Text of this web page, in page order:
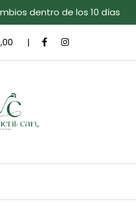
dentro de los 10 días